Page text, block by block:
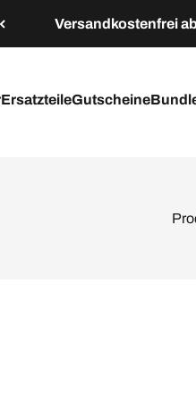
Versandkostenfrei
ErsatzteileGutscheine